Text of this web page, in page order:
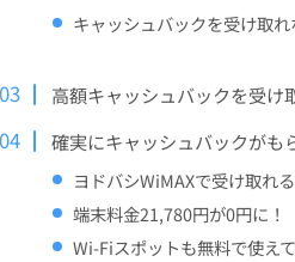
キャッシュバックを受け取
高額キャッシュバックを受け
確実にキャッシュバックがも
ヨドバシWiMAXで受け取れ
端末料金21,780円が0円に！
Wi-Fiスポットも無料で使え